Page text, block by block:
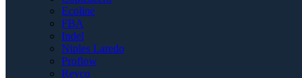
Ecoline
FBA
Indel
Niples Laredo
Proflow
Reyco